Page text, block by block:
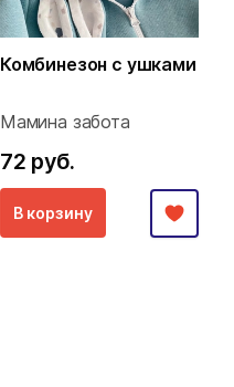
Комбинезон с ушками
Мамина забота
72 руб.
В корзину